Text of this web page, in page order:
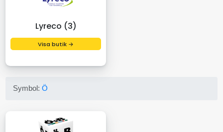
Lyreco (3)
Visa butik →
Symbol:Ö